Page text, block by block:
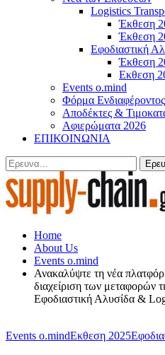
Logistics
Έκθεση
Έκθεση
Εφοδιαστική
Έκθεση
Εκθεση
Events o.mind
Φόρμα Ενδιαφέροντος
Αποδέκτες &
Αφιερώματα 2026
ΕΠΙΚΟΙΝΩΝΙΑ
Home
About Us
Events o.mind
Ανακαλύψτε τη νέα
διαχείριση των
Εφοδιαστική Αλυσίδα &
Events o.mindΕκθεση 2025